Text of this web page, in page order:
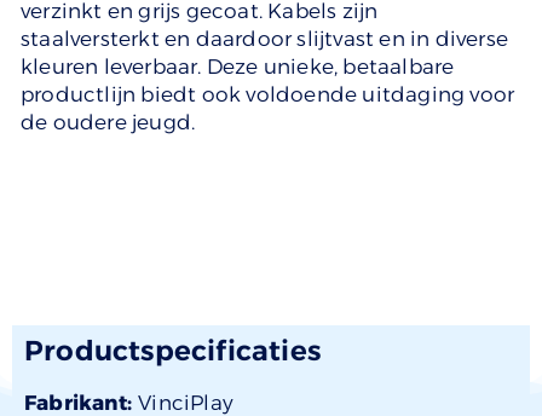
verzinkt en grijs gecoat. Kabels zijn
staalversterkt en daardoor slijtvast en in diverse
kleuren leverbaar. Deze unieke, betaalbare
productlijn biedt ook voldoende uitdaging voor
de oudere jeugd.
Productspecificaties
Fabrikant:VinciPlay